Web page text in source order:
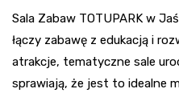
Sala Zabaw TOTUPARK w
łączy zabawę z edukacją i
atrakcje, tematyczne sale
sprawiają, że jest to idealne